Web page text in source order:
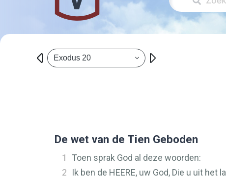
Exodus 20
De wet van de Tien Geboden
1
Toen sprak God al deze woorden:
2
Ik ben de HEERE, uw God, Die u uit het